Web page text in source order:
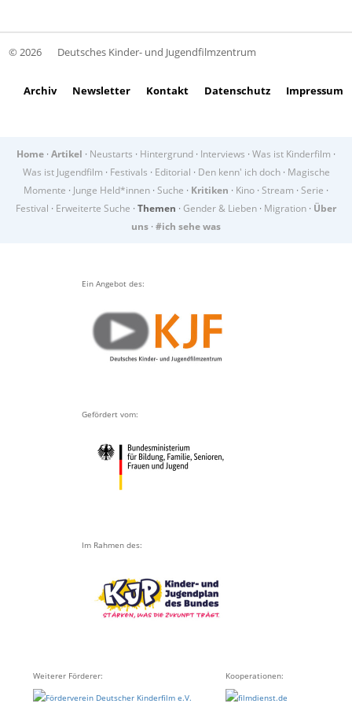
© 2026 Deutsches Kinder- und Jugendfilmzentrum
Archiv Newsletter Kontakt Datenschutz Impressum
Home · Artikel · Neustarts · Hintergrund · Interviews · Was ist Kinderfilm ·
Was ist Jugendfilm · Festivals · Editorial · Den kenn' ich doch· Magische
Momente · Junge Held*innen · Suche · Kritiken · Kino · Stream · Serie ·
Festival · Erweiterte Suche · Themen · Gender & Lieben · Migration · Über
uns · #ich sehe was
Ein Angebot des:
Gefördert vom:
Im Rahmen des:
Weiterer Förderer: Kooperationen: